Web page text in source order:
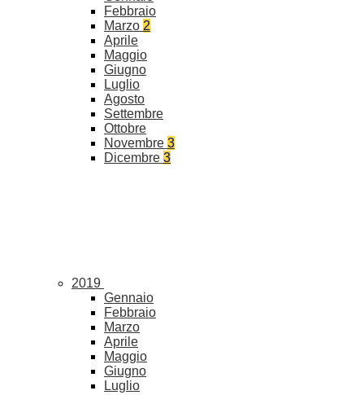
Febbraio
Marzo 2
Aprile
Maggio
Giugno
Luglio
Agosto
Settembre
Ottobre
Novembre 3
Dicembre 3
2019
Gennaio
Febbraio
Marzo
Aprile
Maggio
Giugno
Luglio